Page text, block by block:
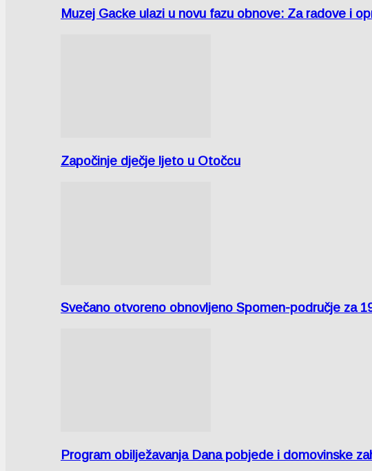
Muzej Gacke ulazi u novu fazu obnove: Za radove i
Započinje dječje ljeto u Otočcu
Svečano otvoreno obnovljeno Spomen-područje za
Program obilježavanja Dana pobjede i domovinske